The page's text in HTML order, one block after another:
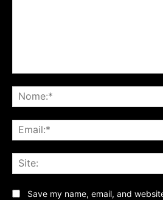
Save my name, email, and